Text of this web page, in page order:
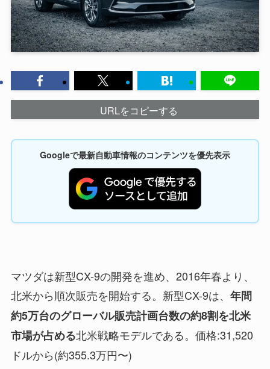
URLをコピーする
Googleで最新自動車情報のコンテンツを優先表示
マツダは新型CX-9の開発を進め、2016年春より、
北米から順次販売を開始する。新型CX-9は、 年間
約5万台のグローバル販売計画台数の約8割を北米
市場が占める北米戦略モデルである。価格:31,520
ドルから(約355.3万円〜)